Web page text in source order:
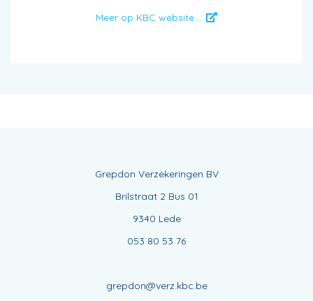
Meer op KBC website ...
Grepdon Verzekeringen BV
Brilstraat 2 Bus 01
9340 Lede
053 80 53 76
grepdon@verz.kbc.be